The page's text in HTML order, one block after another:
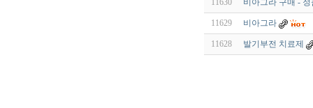
11630 비아그라 구매 -
11629 비아그라
11628 발기부전 치료제